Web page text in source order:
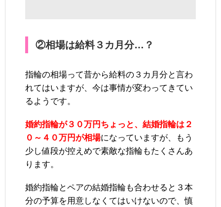
②相場は給料３カ月分…？
指輪の相場って昔から給料の３カ月分と言わ
れてはいますが、今は事情が変わってきてい
るようです。
婚約指輪が３０万円ちょっと、結婚指輪は２
０～４０万円が相場になっていますが、もう
少し値段が控えめで素敵な指輪もたくさんあ
ります。
婚約指輪とペアの結婚指輪も合わせると３本
分の予算を用意しなくてはいけないので、慎